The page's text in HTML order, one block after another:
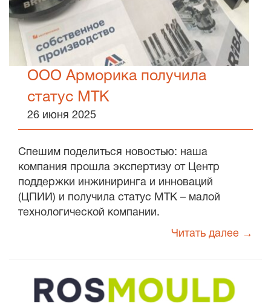
ООО Арморика получила
статус МТК
26 июня 2025
Спешим поделиться новостью: наша
компания прошла экспертизу от Центр
поддержки инжиниринга и инноваций
(ЦПИИ) и получила статус МТК – малой
технологической компании.
Читать далее →